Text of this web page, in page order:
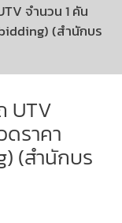
จำนวน 1 คัน
(สำนักบร
UTV
ดราคา
(สำนักบร